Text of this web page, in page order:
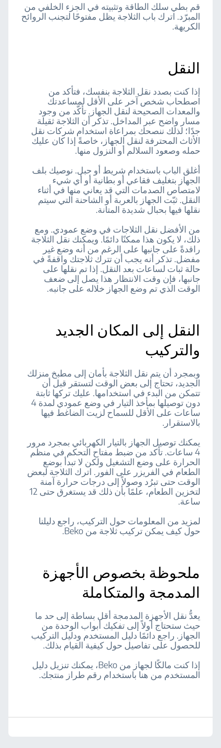
قم بطي سلك الطاقة وتثبيته في الجزء الخلفي من
المبرّد. اترك باب الثلاجة يظل مفتوحًا لتجنب الروائح
الكريهة.
النقل
إذا كنت بصدد نقل الثلاجة بنفسك، فتأكد من
اصطحاب شخص آخر على الأقل لمساعدتك
والمعدات الصحيحة لنقل الجهاز. تأكّد من وجود
مسار واضح عبر المداخل. تذكر أن الثلاجة ثقيلة
جدًا؛ لذلك ننصحك بمراعاة استخدام شركات نقل
الأثاث المحترفة لنقل الجهاز، خاصةً إذا كان عليك
حمله وصعود السلالم أو النزول منها.
أغلق الباب باستخدام شريط أو حبل. نوصيك بلف
الجهاز بتغليف فقاعي أو بطانية أو أي شيء
لامتصاص الصدمات التي قد يعاني منها في أثناء
النقل. ثبّت الجهاز بالعربة أو الشاحنة التي سيتم
نقلها فيها بحبال شديدة المتانة.
من الأفضل نقل الثلاجات في وضع عمودي. ومع
ذلك، لا يكون هذا ممكنًا دائمًا. ويمكنك نقل الثلاجة
راقدةً على جانبها على الرغم من أنه وضع غير
مفضل. تذكر أنه يجب أن تترك ثلاجتك واقفةً في
حالة ثبات لساعات بعد النقل. إذا تم نقلها على
جانبها، فإن وقت الانتظار هذا يصل إلى ضعف
الوقت الذي تم وضع الجهاز خلاله على جانبه.
النقل إلى المكان الجديد
والتركيب
وبمجرد أن يتم نقل الثلاجة بأمان إلى مطبخ منزلك
الجديد، تحتاج إلى بعض الوقت لتستقر قبل أن
تتمكن من البدء في استخدامها. عليك تركها ثابتة
دون توصيلها بمأخذ التيار في وضع عمودي لمدة 4
ساعات على الأقل للسماح لزيت الضاغط فيها
بالاستقرار.
يمكنك توصيل الجهاز بالتيار الكهربائي بمجرد مرور
4 ساعات. تأكد من ضبط مفتاح التحكم في منظم
الحرارة على وضع التشغيل ولكن لا تبدأ بوضع
الطعام في الفريزر على الفور. اترك الثلاجة لبعض
الوقت حتى تبرُد وصولاً إلى درجات حرارة آمنة
لتخزين الطعام، علمًا بأن ذلك قد يستغرق حتى 12
ساعة.
لمزيد من المعلومات حول التركيب، راجع دليلنا
حول كيف يمكن تركيب ثلاجة من Beko.
ملحوظة بخصوص الأجهزة
المدمجة والمتكاملة
يعدُّ نقل الأجهزة المدمجة أقل بساطة إلى حد ما
حيث ستحتاج أولاً إلى تفكيك أبواب الوحدة من
الجهاز. راجع دائمًا دليل المستخدم ودليل التركيب
للحصول على تفاصيل حول كيفية القيام بذلك.
إذا كنت مالكًا لجهاز من Beko، يمكنك تنزيل دليل
المستخدم من هنا باستخدام رقم طراز منتجك.